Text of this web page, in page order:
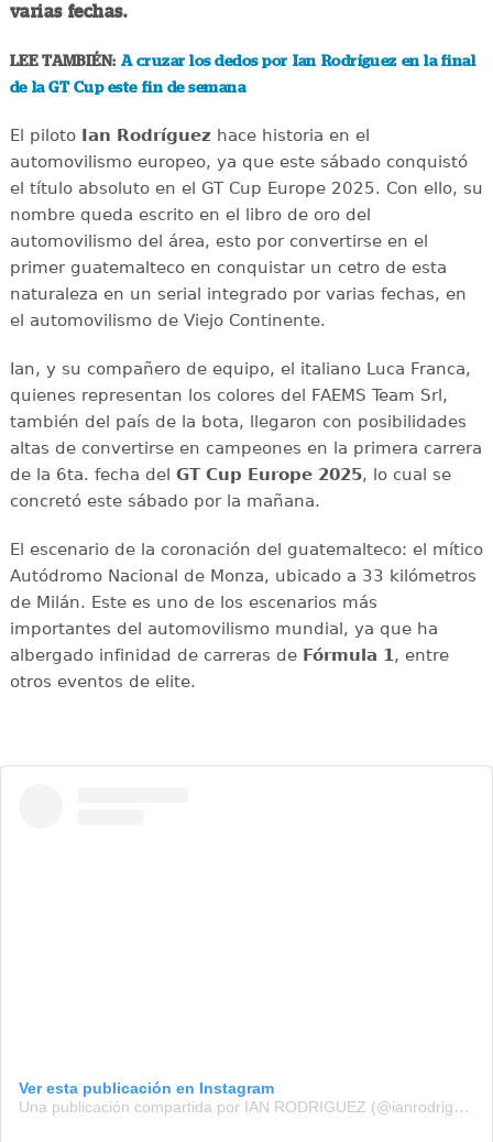
varias fechas.
LEE TAMBIÉN: A cruzar los dedos por Ian Rodríguez en la final
de la GT Cup este fin de semana
El piloto Ian Rodríguez hace historia en el
automovilismo europeo, ya que este sábado conquistó
el título absoluto en el GT Cup Europe 2025. Con ello, su
nombre queda escrito en el libro de oro del
automovilismo del área, esto por convertirse en el
primer guatemalteco en conquistar un cetro de esta
naturaleza en un serial integrado por varias fechas, en
el automovilismo de Viejo Continente.
Ian, y su compañero de equipo, el italiano Luca Franca,
quienes representan los colores del FAEMS Team Srl,
también del país de la bota, llegaron con posibilidades
altas de convertirse en campeones en la primera carrera
de la 6ta. fecha del GT Cup Europe 2025, lo cual se
concretó este sábado por la mañana.
El escenario de la coronación del guatemalteco: el mítico
Autódromo Nacional de Monza, ubicado a 33 kilómetros
de Milán. Este es uno de los escenarios más
importantes del automovilismo mundial, ya que ha
albergado infinidad de carreras de Fórmula 1, entre
otros eventos de elite.
Ver esta publicación en Instagram
Una publicación compartida por IAN RODRIGUEZ (@ianrodriguez45)